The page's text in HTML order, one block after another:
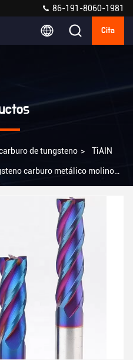
86-191-8060-1981
Cita
de tungsteno > TiAIN
carburo metálico molino